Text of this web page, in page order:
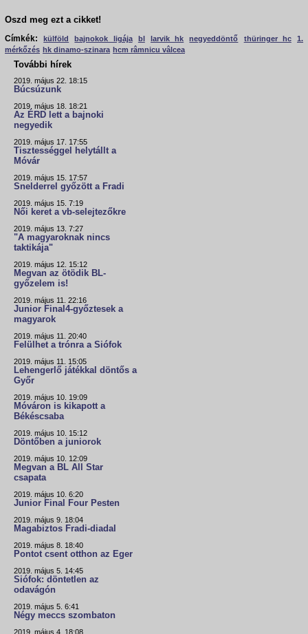
Oszd meg ezt a cikket!
Címkék:
külföld bajnokok ligája bl larvik hk negyeddöntő thüringer hc
1.
mérkőzés hk dinamo-szinara hcm râmnicu vâlcea
További hírek
2019. május 22. 18:15
Búcsúzunk
2019. május 18. 18:21
Az ÉRD lett a bajnoki
negyedik
2019. május 17. 17:55
Tisztességgel helytállt a
Móvár
2019. május 15. 17:57
Snelderrel győzött a Fradi
2019. május 15. 7:19
Női keret a vb-selejtezőkre
2019. május 13. 7:27
"A magyaroknak nincs
taktikája"
2019. május 12. 15:12
Megvan az ötödik BL-
győzelem is!
2019. május 11. 22:16
Junior Final4-győztesek a
magyarok
2019. május 11. 20:40
Felülhet a trónra a Siófok
2019. május 11. 15:05
Lehengerlő játékkal döntős a
Győr
2019. május 10. 19:09
Móváron is kikapott a
Békéscsaba
2019. május 10. 15:12
Döntőben a juniorok
2019. május 10. 12:09
Megvan a BL All Star
csapata
2019. május 10. 6:20
Junior Final Four Pesten
2019. május 9. 18:04
Magabiztos Fradi-diadal
2019. május 8. 18:40
Pontot csent otthon az Eger
2019. május 5. 14:45
Siófok: döntetlen az
odavágón
2019. május 5. 6:41
Négy meccs szombaton
2019. május 4. 18:08